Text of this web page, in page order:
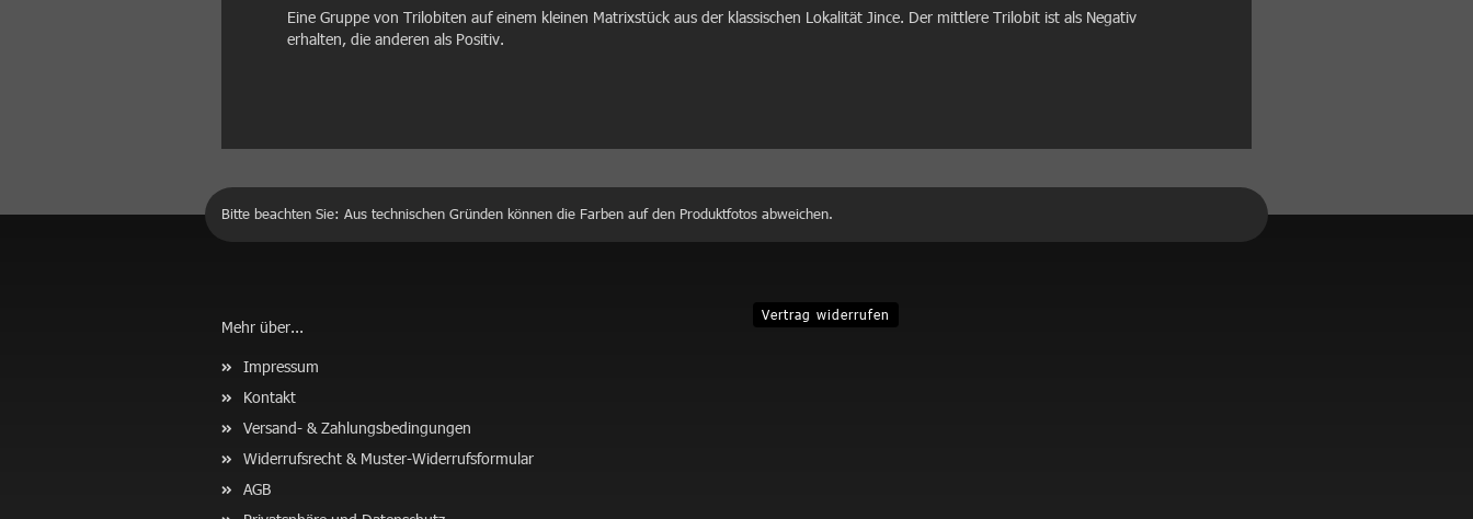
Eine Gruppe von Trilobiten auf einem kleinen Matrixstück aus der klassischen Lokalität Jince. Der mittlere Trilobit ist als Negativ
erhalten, die anderen als Positiv.
Bitte beachten Sie: Aus technischen Gründen können die Farben auf den Produktfotos abweichen.
Mehr über...
Impressum
Kontakt
Versand- & Zahlungsbedingungen
Widerrufsrecht & Muster-Widerrufsformular
AGB
Vertrag widerrufen